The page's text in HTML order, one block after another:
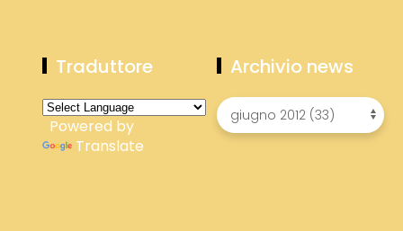
Traduttore
Powered by
Translate
Archivio news